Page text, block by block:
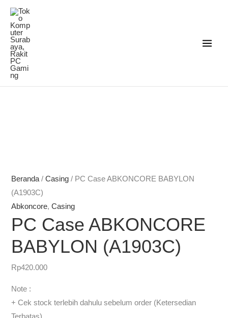
Lewati
konten
Beranda /Casing / PC Case ABKONCORE BABYLON
(A1903C)
Abkoncore,Casing
PC Case ABKONCORE
BABYLON (A1903C)
Rp420.000
Note :
+ Cek stock terlebih dahulu sebelum order (Ketersedian